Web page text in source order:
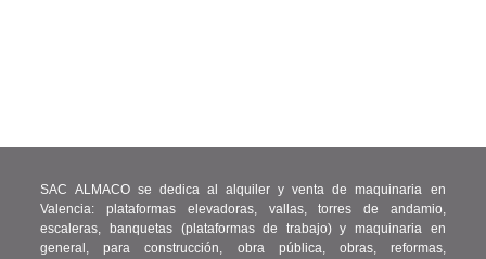
SAC ALMACO se dedica al alquiler y venta de maquinaria en
Valencia: plataformas elevadoras, vallas, torres de andamio,
escaleras, banquetas (plataformas de trabajo) y maquinaria en
general, para construcción, obra pública, obras, reformas,